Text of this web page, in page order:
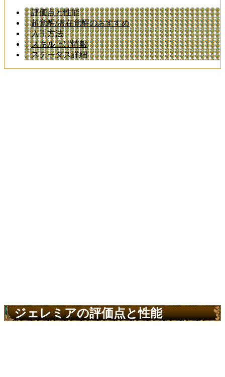
評価点と性能
超覚醒/潜在覚醒のおすすめ
入手方法
スキル上げ情報
ステータス詳細
ジェレミアの評価点と性能